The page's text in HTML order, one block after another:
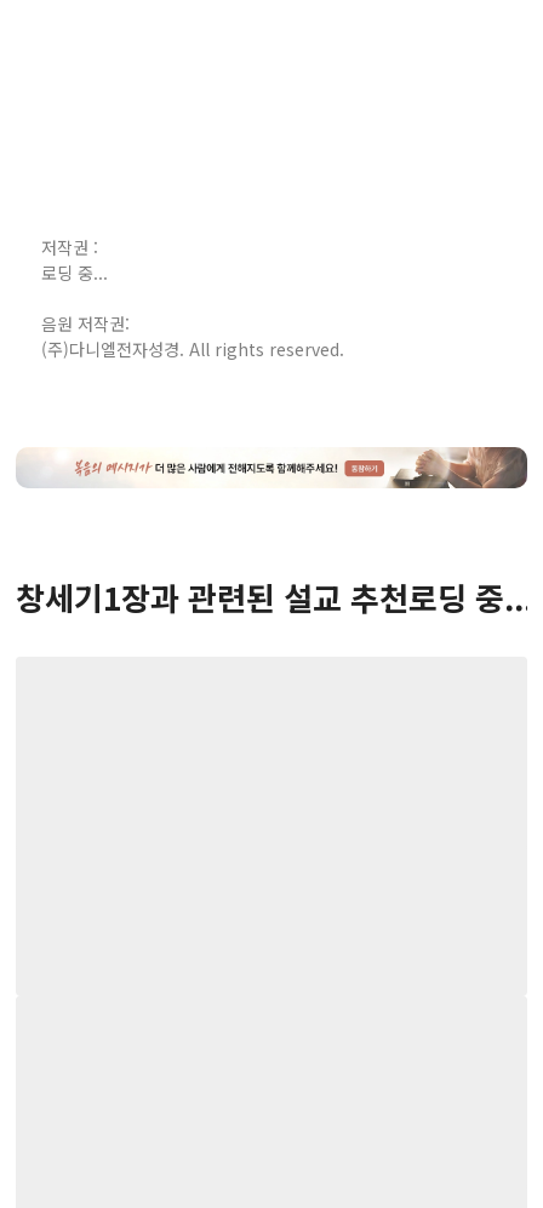
저작권 :
로딩 중...
음원 저작권:
(주)다니엘전자성경. All rights reserved.
창세기1장과 관련된 설교 추천로딩 중...